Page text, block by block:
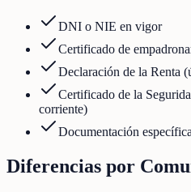
DNI o NIE en vigor
Certificado de
Declaración de la Renta
Certificado de la
corriente)
Documentación
Diferencias por